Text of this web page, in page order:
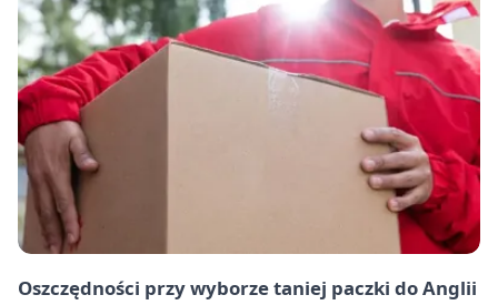
Oszczędności przy wyborze taniej paczki do Anglii